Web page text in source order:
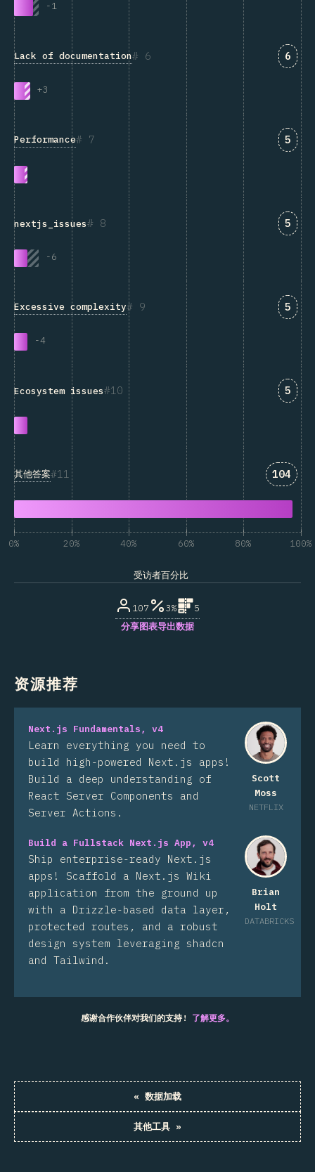
-1
6
Lack of documentation
+3
匹配
6
7
Performance 匹配
5
8
nextjs_issues
-6
匹配
5
9
Excessive complexity
-4
匹配
5
10
Ecosystem issues 匹配
5
11
其他答案 匹配“其
104
0% 20% 40% 60% 80% 100%
受访者百分比
107 3%
5
分享图表导出数据
资源推荐
Scott
Moss
NETFLIX
Next.js Fundamentals, v4
Learn everything you need to
build high-powered Next.js apps!
Build a deep understanding of
React Server Components and
Server Actions.
Brian
Holt
DATABRICKS
Build a Fullstack Next.js App, v4
Ship enterprise-ready Next.js
apps! Scaffold a Next.js Wiki
application from the ground up
with a Drizzle-based data layer,
protected routes, and a robust
design system leveraging shadcn
and Tailwind.
感谢合作伙伴对我们的支持! 了解更多。
« 数据加载
其他工具 »